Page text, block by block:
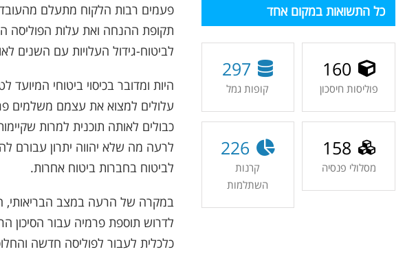
פעמים רבות הלקוח מתעלם
תקופת ההנחה ואת עלות הפוליסה
לביטוח-גידול העלויות עם השנים
היות ומדובר בכיסוי ביטוחי
עלולים למצוא את עצמם משלמים
כבולים לאותה תוכנית למרות
לרעה מה שלא יהווה יתרון עבורם
לביטוח בחברות ביטוח אחרות.
במקרה של הרעה במצב הבריאותי,
לדרוש תוספת פרמיה עבור הסיכון
כלכלית לעבור לפוליסה חדשה
כל התשואות במקום אחד
160
פוליסות חיסכון
158
מסלולי פנסיה
297
קופות גמל
226
קרנות
השתלמות